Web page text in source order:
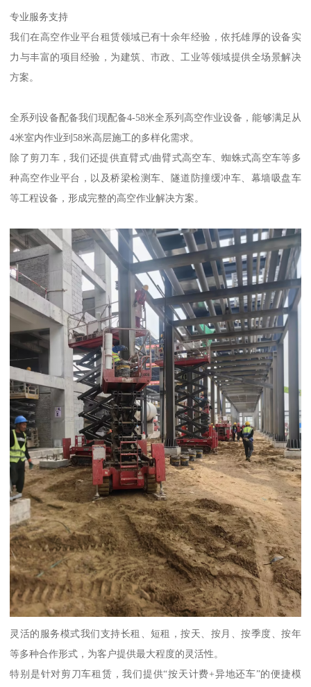
专业服务支持
我们在高空作业平台租赁领域已有十余年经验，依托雄厚的设备实
力与丰富的项目经验，为建筑、市政、工业等领域提供全场景解决
方案。
全系列设备配备我们现配备4-58米全系列高空作业设备，能够满足从
4米室内作业到58米高层施工的多样化需求。
除了剪刀车，我们还提供直臂式/曲臂式高空车、蜘蛛式高空车等多
种高空作业平台，以及桥梁检测车、隧道防撞缓冲车、幕墙吸盘车
等工程设备，形成完整的高空作业解决方案。
灵活的服务模式我们支持长租、短租，按天、按月、按季度、按年
等多种合作形式，为客户提供最大程度的灵活性。
特别是针对剪刀车租赁，我们提供“按天计费+异地还车”的便捷模